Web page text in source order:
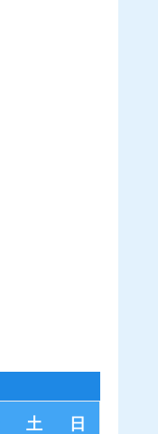
土 日